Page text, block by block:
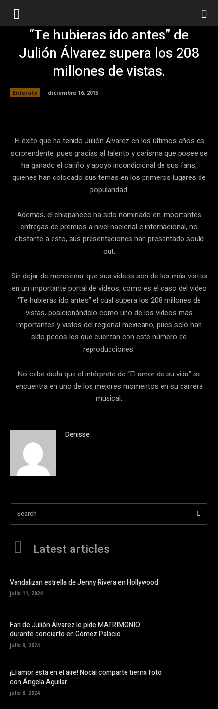
“Te hubieras ido antes” de
Julión Álvarez supera los 208
millones de vistas.
Enterate
diciembre 16, 2015
El éxito que ha tenido Julión Álvarez en los últimos años es
sorprendente, pues gracias al talento y carisma que posee se
ha ganado el cariño y apoyo incondicional de sus fans,
quienes han colocado sus temas en los primeros lugares de
popularidad.
Además, el chiapaneco ha sido nominado en importantes
entregas de premios a nivel nacional e internacional, no
obstante a esto, sus presentaciones han presentado sould
out.
Sin dejar de mencionar que sus videos son de los más vistos
en un importante portal de videos, como es el caso del video
“Te hubieras ido antes” el cual supera los 208 millones de
vistas, posicionándolo como uno de los videos más
importantes y vistos del regional mexicano, pues solo han
sido pocos los que cuentan con este número de
reproducciones.
No cabe duda que el intérprete de “El amor de su vida” se
encuentra en uno de los mejores momentos en su carrera
musical.
Denisse
Search
Latest articles
Vandalizan estrella de Jenny Rivera en Hollywood
julio 11, 2024
Fan de Julión Álvarez le pide MATRIMONIO
durante concierto en Gómez Palacio
julio 9, 2024
¡El amor está en el aire! Nodal comparte tierna foto
con Ángela Aguilar
julio 8, 2024